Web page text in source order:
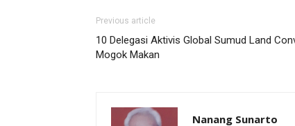
Previous article
10 Delegasi Aktivis Global Sumud Land
Mogok Makan
Nanang Sunarto